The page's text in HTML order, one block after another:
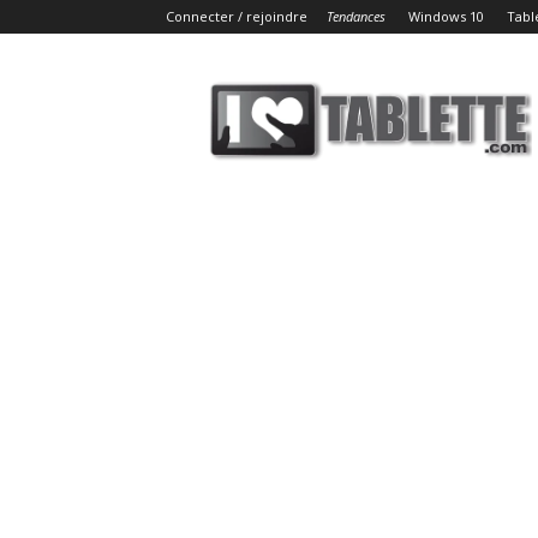
Connecter / rejoindre Tendances Windows 10